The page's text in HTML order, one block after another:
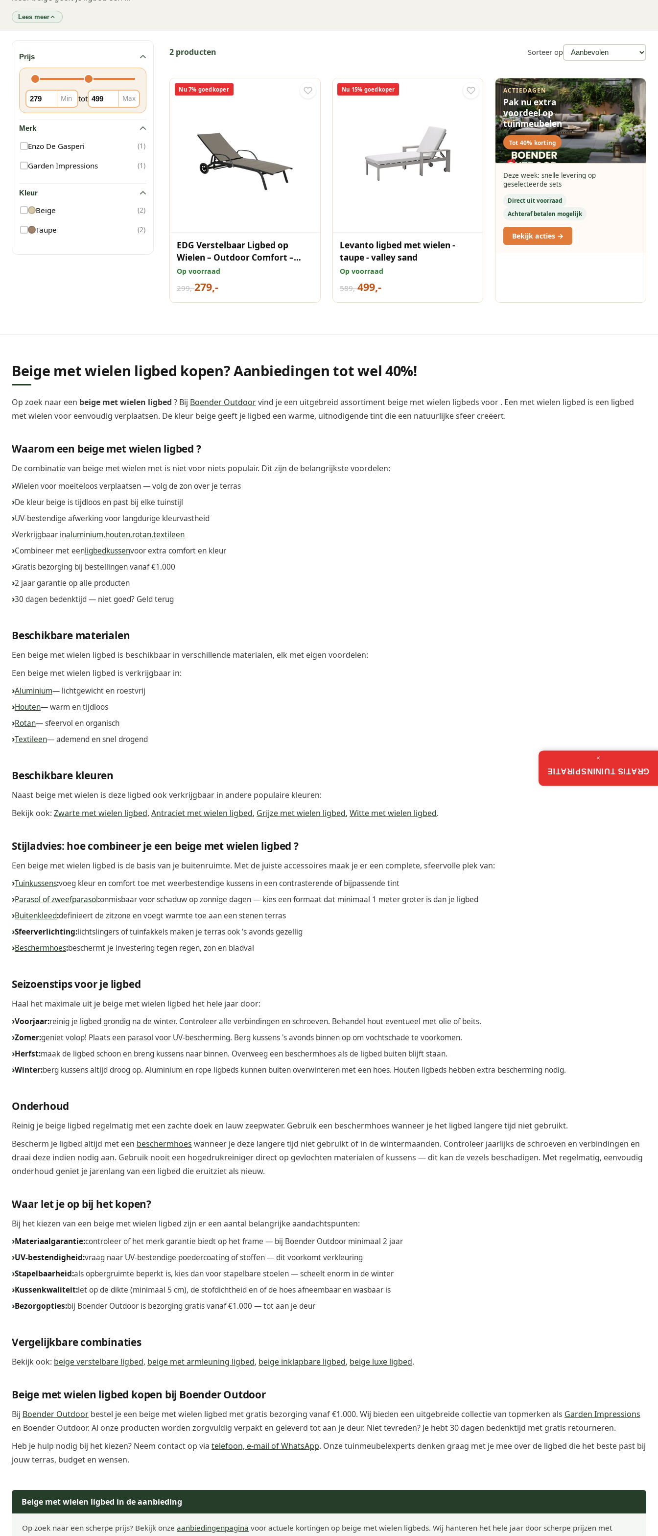
Lees meer
Prijs
Min tot Max
Merk
Enzo De Gasperi (1)
Garden Impressions (1)
Kleur
Beige (2)
Taupe (2)
2 producten Sorteer op
Nu 7% goedkoper
EDG Verstelbaar Ligbed op
Wielen – Outdoor Comfort –
taupe
Op voorraad
299,-279,-
Nu 15% goedkoper
Levanto ligbed met wielen -
taupe - valley sand
Op voorraad
589,-499,-
ACTIEDAGEN
Pak nu extra
voordeel op
tuinmeubelen
Tot 40% korting
Deze week: snelle levering op
geselecteerde sets
Direct uit voorraad
Achteraf betalen mogelijk
Bekijk acties →
Beige met wielen ligbed kopen? Aanbiedingen tot wel 40%!
Op zoek naar een beige met wielen ligbed ? Bij Boender Outdoorvind je een uitgebreid assortiment beige met wielen ligbeds voor . Een met wielen ligbed is een ligbed
met wielen voor eenvoudig verplaatsen. De kleur beige geeft je ligbed een warme, uitnodigende tint die een natuurlijke sfeer creëert.
Waarom een beige met wielen ligbed ?
De combinatie van beige met wielen met is niet voor niets populair. Dit zijn de belangrijkste voordelen:
Wielen voor moeiteloos verplaatsen — volg de zon over je terras
De kleur beige is tijdloos en past bij elke tuinstijl
UV-bestendige afwerking voor langdurige kleurvastheid
Verkrijgbaar inaluminium,houten,rotan,textileen
Combineer met eenligbedkussenvoor extra comfort en kleur
Gratis bezorging bij bestellingen vanaf €1.000
2 jaar garantie op alle producten
30 dagen bedenktijd — niet goed? Geld terug
Beschikbare materialen
Een beige met wielen ligbed is beschikbaar in verschillende materialen, elk met eigen voordelen:
Een beige met wielen ligbed is verkrijgbaar in:
Aluminium— lichtgewicht en roestvrij
Houten— warm en tijdloos
Rotan— sfeervol en organisch
Textileen— ademend en snel drogend
Beschikbare kleuren
Naast beige met wielen is deze ligbed ook verkrijgbaar in andere populaire kleuren:
Bekijk ook: Zwarte met wielen ligbed, Antraciet met wielen ligbed, Grijze met wielen ligbed, Witte met wielen ligbed.
Stijladvies: hoe combineer je een beige met wielen ligbed ?
Een beige met wielen ligbed is de basis van je buitenruimte. Met de juiste accessoires maak je er een complete, sfeervolle plek van:
Tuinkussens:voeg kleur en comfort toe met weerbestendige kussens in een contrasterende of bijpassende tint
Parasol of zweefparasol:onmisbaar voor schaduw op zonnige dagen — kies een formaat dat minimaal 1 meter groter is dan je ligbed
Buitenkleed:definieert de zitzone en voegt warmte toe aan een stenen terras
Sfeerverlichting:lichtslingers of tuinfakkels maken je terras ook 's avonds gezellig
Beschermhoes:beschermt je investering tegen regen, zon en bladval
Seizoenstips voor je ligbed
Haal het maximale uit je beige met wielen ligbed het hele jaar door:
Voorjaar:reinig je ligbed grondig na de winter. Controleer alle verbindingen en schroeven. Behandel hout eventueel met olie of beits.
Zomer:geniet volop! Plaats een parasol voor UV-bescherming. Berg kussens 's avonds binnen op om vochtschade te voorkomen.
Herfst:maak de ligbed schoon en breng kussens naar binnen. Overweeg een beschermhoes als de ligbed buiten blijft staan.
Winter:berg kussens altijd droog op. Aluminium en rope ligbeds kunnen buiten overwinteren met een hoes. Houten ligbeds hebben extra bescherming nodig.
Onderhoud
Reinig je beige ligbed regelmatig met een zachte doek en lauw zeepwater. Gebruik een beschermhoes wanneer je het ligbed langere tijd niet gebruikt.
Bescherm je ligbed altijd met een beschermhoes wanneer je deze langere tijd niet gebruikt of in de wintermaanden. Controleer jaarlijks de schroeven en verbindingen en
draai deze indien nodig aan. Gebruik nooit een hogedrukreiniger direct op gevlochten materialen of kussens — dit kan de vezels beschadigen. Met regelmatig, eenvoudig
onderhoud geniet je jarenlang van een ligbed die eruitziet als nieuw.
Waar let je op bij het kopen?
Bij het kiezen van een beige met wielen ligbed zijn er een aantal belangrijke aandachtspunten:
Materiaalgarantie:controleer of het merk garantie biedt op het frame — bij Boender Outdoor minimaal 2 jaar
UV-bestendigheid:vraag naar UV-bestendige poedercoating of stoffen — dit voorkomt verkleuring
Stapelbaarheid:als opbergruimte beperkt is, kies dan voor stapelbare stoelen — scheelt enorm in de winter
Kussenkwaliteit:let op de dikte (minimaal 5 cm), de stofdichtheid en of de hoes afneembaar en wasbaar is
Bezorgopties:bij Boender Outdoor is bezorging gratis vanaf €1.000 — tot aan je deur
Vergelijkbare combinaties
Bekijk ook: beige verstelbare ligbed, beige met armleuning ligbed, beige inklapbare ligbed, beige luxe ligbed.
Beige met wielen ligbed kopen bij Boender Outdoor
Bij Boender Outdoor bestel je een beige met wielen ligbed met gratis bezorging vanaf €1.000. Wij bieden een uitgebreide collectie van topmerken als Garden Impressions
en Boender Outdoor. Al onze producten worden zorgvuldig verpakt en geleverd tot aan je deur. Niet tevreden? Je hebt 30 dagen bedenktijd met gratis retourneren.
Heb je hulp nodig bij het kiezen? Neem contact op via telefoon, e-mail of WhatsApp. Onze tuinmeubelexperts denken graag met je mee over de ligbed die het beste past bij
jouw terras, budget en wensen.
Beige met wielen ligbed in de aanbieding
Op zoek naar een scherpe prijs? Bekijk onze aanbiedingenpagina voor actuele kortingen op beige met wielen ligbeds. Wij hanteren het hele jaar door scherpe prijzen met
GRATIS TUININSPIRATIE
×